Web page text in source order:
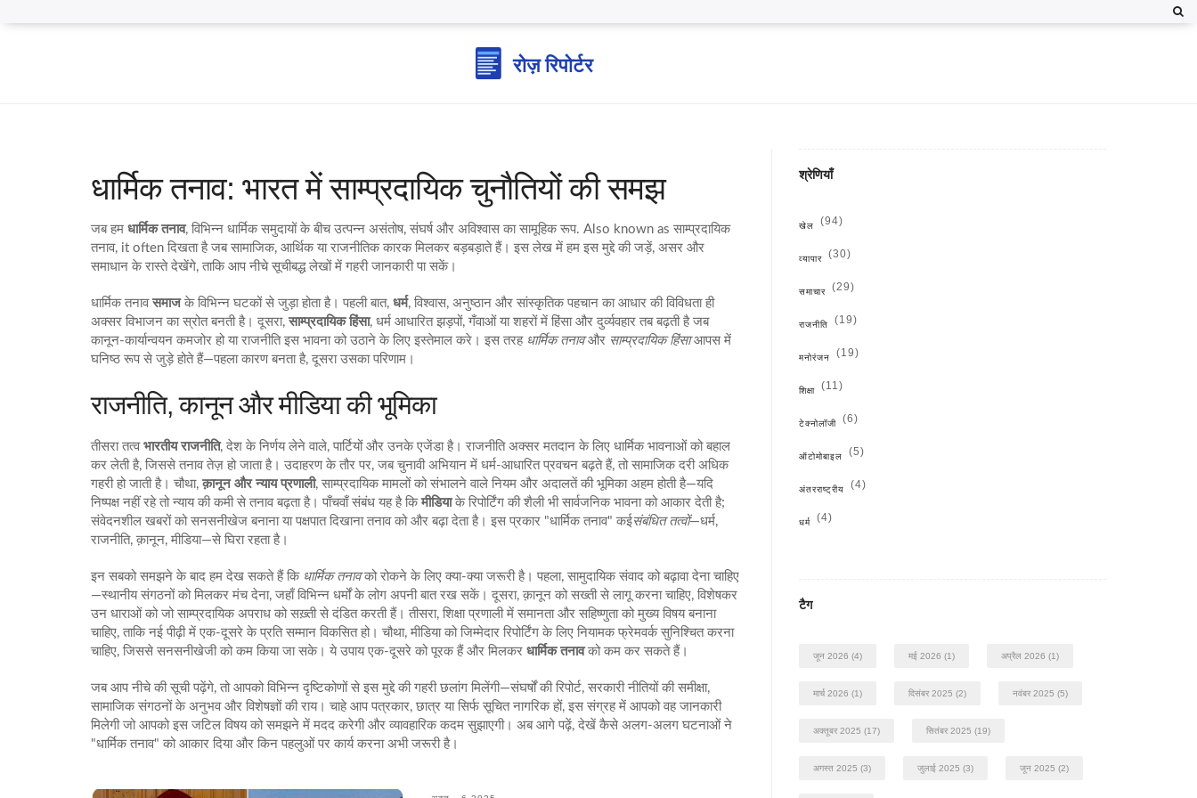
धार्मिक तनाव: भारत में साम्प्रदायिक चुनौतियों की समझ
जब हम धार्मिक तनाव, विभिन्न धार्मिक समुदायों के बीच उत्पन्न असंतोष, संघर्ष और अविश्वास का सामूहिक रूप. Also known as साम्प्रदायिक
तनाव, it often दिखता है जब सामाजिक, आर्थिक या राजनीतिक कारक मिलकर बड़बड़ाते हैं। इस लेख में हम इस मुद्दे की जड़ें, असर और
समाधान के रास्ते देखेंगे, ताकि आप नीचे सूचीबद्ध लेखों में गहरी जानकारी पा सकें।
धार्मिक तनाव समाजके विभिन्न घटकों से जुड़ा होता है। पहली बात, धर्म, विश्वास, अनुष्ठान और सांस्कृतिक पहचान का आधार की विविधता ही
अक्सर विभाजन का स्रोत बनती है। दूसरा, साम्प्रदायिक हिंसा, धर्म आधारित झड़पों, गँवाओं या शहरों में हिंसा और दुर्व्यवहार तब बढ़ती है जब
कानून‑कार्यान्वयन कमजोर हो या राजनीति इस भावना को उठाने के लिए इस्तेमाल करे। इस तरह धार्मिक तनावऔर साम्प्रदायिक हिंसाआपस में
घनिष्ठ रूप से जुड़े होते हैं—पहला कारण बनता है, दूसरा उसका परिणाम।
राजनीति, कानून और मीडिया की भूमिका
तीसरा तत्व भारतीय राजनीति, देश के निर्णय लेने वाले, पार्टियों और उनके एजेंडाहै। राजनीति अक्सर मतदान के लिए धार्मिक भावनाओं को बहाल
कर लेती है, जिससे तनाव तेज़ हो जाता है। उदाहरण के तौर पर, जब चुनावी अभियान में धर्म‑आधारित प्रवचन बढ़ते हैं, तो सामाजिक दरी अधिक
गहरी हो जाती है। चौथा, क़ानून और न्याय प्रणाली, साम्प्रदायिक मामलों को संभालने वाले नियम और अदालतेंकी भूमिका अहम होती है—यदि
निष्पक्ष नहीं रहे तो न्याय की कमी से तनाव बढ़ता है। पाँचवाँ संबंध यह है कि मीडियाके रिपोर्टिंग की शैली भी सार्वजनिक भावना को आकार देती है;
संवेदनशील खबरों को सनसनीखेज बनाना या पक्षपात दिखाना तनाव को और बढ़ा देता है। इस प्रकार "धार्मिक तनाव" कईसंबंधित तत्वों—धर्म,
राजनीति, क़ानून, मीडिया—से घिरा रहता है।
इन सबको समझने के बाद हम देख सकते हैं कि धार्मिक तनावको रोकने के लिए क्या‑क्या जरूरी है। पहला, सामुदायिक संवाद को बढ़ावा देना चाहिए
—स्थानीय संगठनों को मिलकर मंच देना, जहाँ विभिन्न धर्मों के लोग अपनी बात रख सकें। दूसरा, क़ानून को सख्ती से लागू करना चाहिए, विशेषकर
उन धाराओं को जो साम्प्रदायिक अपराध को सख़्ती से दंडित करती हैं। तीसरा, शिक्षा प्रणाली में समानता और सहिष्णुता को मुख्य विषय बनाना
चाहिए, ताकि नई पीढ़ी में एक-दूसरे के प्रति सम्मान विकसित हो। चौथा, मीडिया को जिम्मेदार रिपोर्टिंग के लिए नियामक फ्रेमवर्क सुनिश्चित करना
चाहिए, जिससे सनसनीखेजी को कम किया जा सके। ये उपाय एक-दूसरे को पूरक हैं और मिलकर धार्मिक तनावको कम कर सकते हैं।
जब आप नीचे की सूची पढ़ेंगे, तो आपको विभिन्न दृष्टिकोणों से इस मुद्दे की गहरी छलांग मिलेंगी—संघर्षों की रिपोर्ट, सरकारी नीतियों की समीक्षा,
सामाजिक संगठनों के अनुभव और विशेषज्ञों की राय। चाहे आप पत्रकार, छात्र या सिर्फ सूचित नागरिक हों, इस संग्रह में आपको वह जानकारी
मिलेगी जो आपको इस जटिल विषय को समझने में मदद करेगी और व्यावहारिक कदम सुझाएगी। अब आगे पढ़ें, देखें कैसे अलग-अलग घटनाओं ने
"धार्मिक तनाव" को आकार दिया और किन पहलुओं पर कार्य करना अभी जरूरी है।
श्रेणियाँ
खेल (94)
व्यापार (30)
समाचार (29)
राजनीति (19)
मनोरंजन (19)
शिक्षा (11)
टेक्नोलॉजी (6)
ऑटोमोबाइल (5)
अंतरराष्ट्रीय (4)
धर्म (4)
टैग
जून 2026 (4) मई 2026 (1) अप्रैल 2026 (1)
मार्च 2026 (1) दिसंबर 2025 (2) नवंबर 2025 (5)
अक्तूबर 2025 (17) सितंबर 2025 (19)
अगस्त 2025 (3) जुलाई 2025 (3) जून 2025 (2)